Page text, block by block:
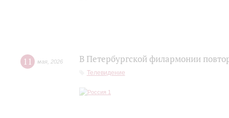
11 мая 2026 В Петербургской филармонии
Телевидение